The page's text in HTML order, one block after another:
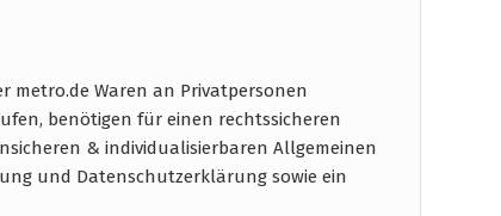
Waren an Privatpersonen
benötigen für einen rechtssicheren
& individualisierbaren Allgemeinen
und Datenschutzerklärung sowie ein